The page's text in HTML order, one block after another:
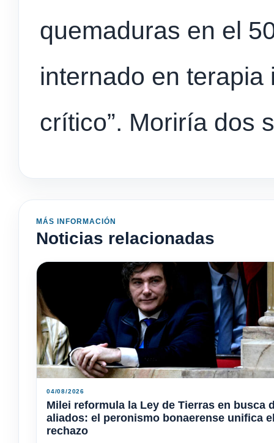
quemaduras en el
internado en terapia
crítico”. Moriría dos
MÁS INFORMACIÓN
Noticias relacionadas
04/08/2026
Milei reformula la Ley de Tierras en busca
aliados: el peronismo bonaerense unifica
rechazo